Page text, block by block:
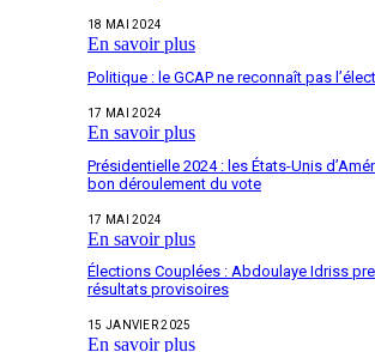
18 MAI 2024
En savoir plus
Politique : le GCAP ne reconnaît pas
17 MAI 2024
En savoir plus
Présidentielle 2024 : les États-Unis
bon déroulement du vote
17 MAI 2024
En savoir plus
Élections Couplées : Abdoulaye Idriss
résultats provisoires
15 JANVIER 2025
En savoir plus